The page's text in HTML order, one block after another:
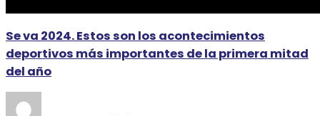
Se va 2024. Estos son los acontecimientos
deportivos más importantes de la primera mitad
del año